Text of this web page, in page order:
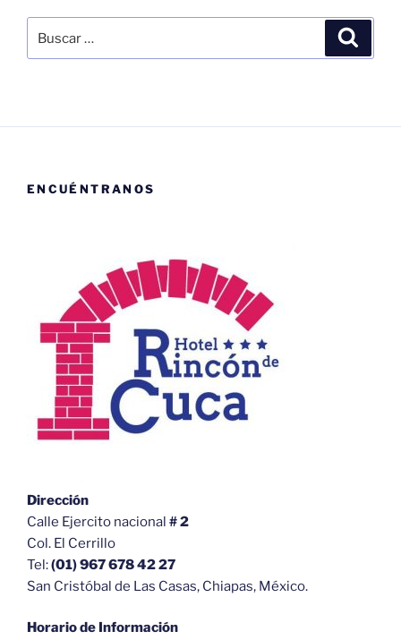
por:
ENCUÉNTRANOS
Dirección
Calle Ejercito nacional # 2
Col. El Cerrillo
Tel:(01) 967 678 42 27
San Cristóbal de Las Casas, Chiapas, México.
Horario de Información